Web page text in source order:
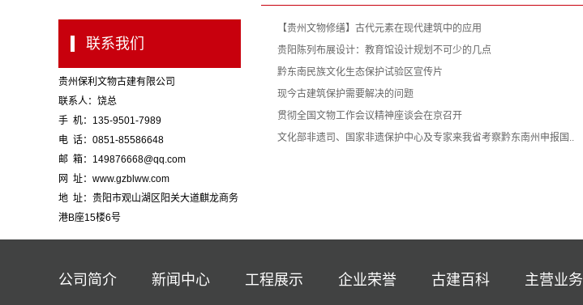
联系我们
贵州保利文物古建有限公司
联系人：饶总
手 机：135-9501-7989
电 话：0851-85586648
邮 箱：149876668@qq.com
网 址：www.gzblww.com
地 址：贵阳市观山湖区阳关大道麒龙商务
港B座15楼6号
【贵州文物修缮】古代元素在现代建筑中的应用
贵阳陈列布展设计：教育馆设计规划不可少的几点
黔东南民族文化生态保护试验区宣传片
现今古建筑保护需要解决的问题
贯彻全国文物工作会议精神座谈会在京召开
文化部非遗司、国家非遗保护中心及专家来我省考察黔东南州申报国..
公司简介 新闻中心 工程展示 企业荣誉 古建百科 主营业务